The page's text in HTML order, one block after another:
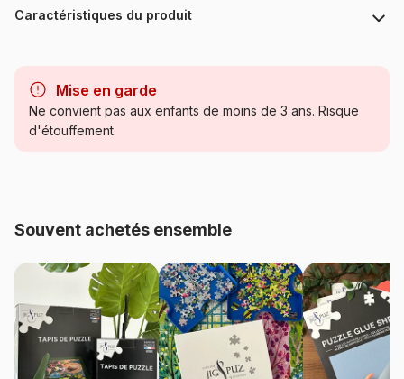
Caractéristiques du produit
Catégorie Puzzles - Bateaux
Référence House-Of-Puzzles-HP0502
EAN 5060002004937
Nombre de pièces 500 pièces
Mise en garde
Ne convient pas aux enfants de moins de 3 ans. Risque
d'étouffement.
Souvent achetés ensemble